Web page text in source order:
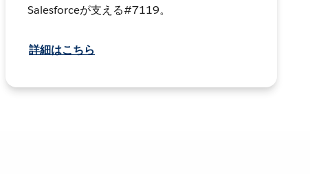
Salesforceが支える#7119。
詳細はこちら